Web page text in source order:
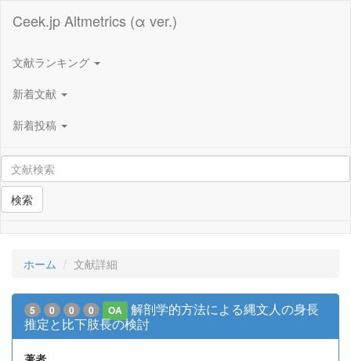
Ceek.jp Altmetrics (α ver.)
文献ランキング
新着文献
新着投稿
検索
ホーム 文献詳細
5 0 0 0 OA
解剖学的方法による縄文人の身長
推定と比下肢長の検討